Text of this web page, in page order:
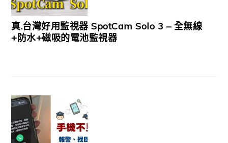
真.台灣好用監視器 SpotCam Solo 3 – 全無線
+防水+磁吸的電池監視器